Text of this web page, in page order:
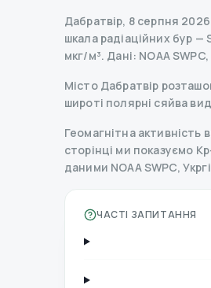
Дабратвір, 8 серпня 2026
шкала радіаційних бур —
мкг/м³. Дані: NOAA
Місто Дабратвір
широті полярні сяйва
Геомагнітна активність
сторінці ми показуємо
даними NOAA SWPC,
ЧАСТІ ЗАПИТАННЯ